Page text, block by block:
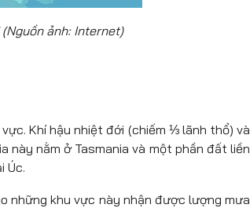
ảnh: Internet)
Khí hậu nhiệt đới (chiếm ⅓ lãnh thổ) và
này nằm ở Tasmania và một phần đất liền
Úc.
những khu vực này nhận được lượng mưa